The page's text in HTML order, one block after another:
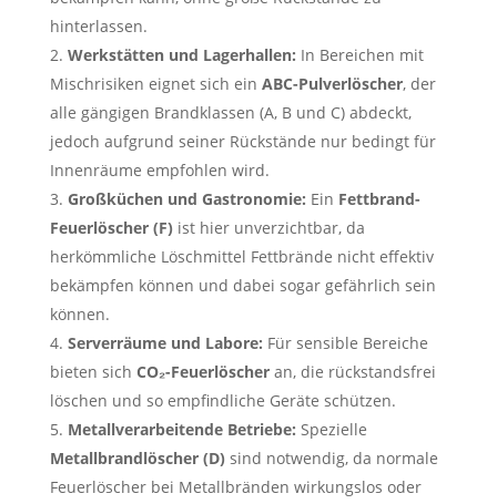
hinterlassen.
Werkstätten und Lagerhallen: In Bereichen mit
Mischrisiken eignet sich ein ABC-Pulverlöscher, der
alle gängigen Brandklassen (A, B und C) abdeckt,
jedoch aufgrund seiner Rückstände nur bedingt für
Innenräume empfohlen wird.
Großküchen und Gastronomie: Ein Fettbrand-
Feuerlöscher (F) ist hier unverzichtbar, da
herkömmliche Löschmittel Fettbrände nicht effektiv
bekämpfen können und dabei sogar gefährlich sein
können.
Serverräume und Labore: Für sensible Bereiche
bieten sich CO₂-Feuerlöscheran, die rückstandsfrei
löschen und so empfindliche Geräte schützen.
Metallverarbeitende Betriebe: Spezielle
Metallbrandlöscher (D) sind notwendig, da normale
Feuerlöscher bei Metallbränden wirkungslos oder